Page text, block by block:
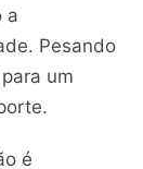
a
Pesando
um
é